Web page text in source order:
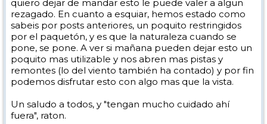
quiero dejar de mandar esto le puede valer a algun
rezagado. En cuanto a esquiar, hemos estado como
sabeis por posts anteriores, un poquito restringidos
por el paquetón, y es que la naturaleza cuando se
pone, se pone. A ver si mañana pueden dejar esto un
poquito mas utilizable y nos abren mas pistas y
remontes (lo del viento también ha contado) y por fin
podemos disfrutar esto con algo mas que la vista.
Un saludo a todos, y "tengan mucho cuidado ahí
fuera", raton.